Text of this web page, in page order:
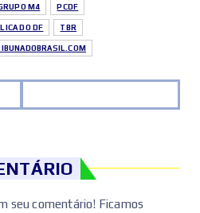
M4 PCDF
DO DF TBR
seu comentário! Ficamos